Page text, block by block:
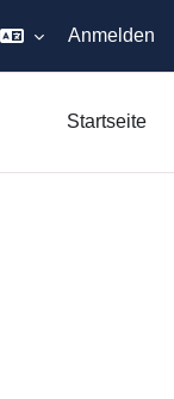
Anmelden
Startseite